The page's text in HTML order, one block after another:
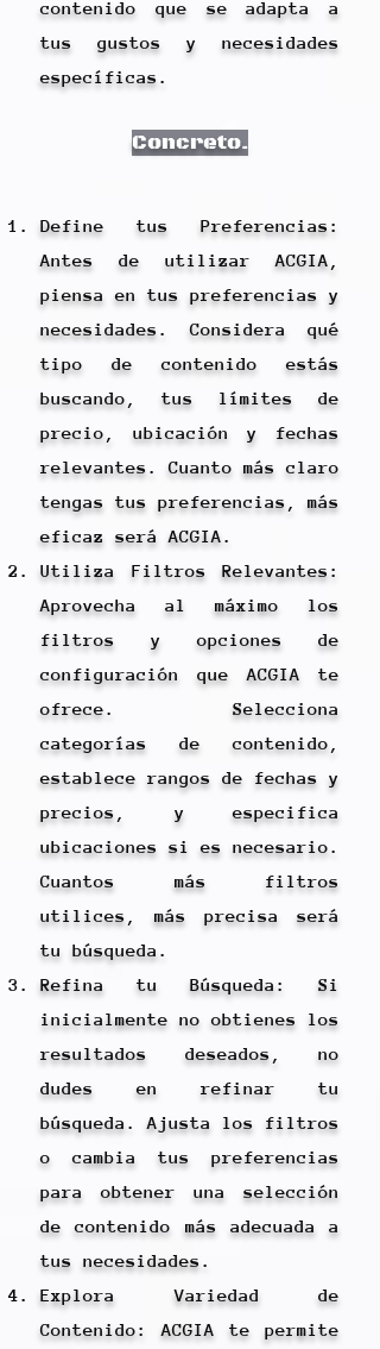
contenido que se adapta a
tus gustos y necesidades
específicas.
Concreto.
Define tus Preferencias:
Antes de utilizar ACGIA,
piensa en tus preferencias y
necesidades. Considera qué
tipo de contenido estás
buscando, tus límites de
precio, ubicación y fechas
relevantes. Cuanto más claro
tengas tus preferencias, más
eficaz será ACGIA.
Utiliza Filtros Relevantes:
Aprovecha al máximo los
filtros y opciones de
configuración que ACGIA te
ofrece. Selecciona
categorías de contenido,
establece rangos de fechas y
precios, y especifica
ubicaciones si es necesario.
Cuantos más filtros
utilices, más precisa será
tu búsqueda.
Refina tu Búsqueda: Si
inicialmente no obtienes los
resultados deseados, no
dudes en refinar tu
búsqueda. Ajusta los filtros
o cambia tus preferencias
para obtener una selección
de contenido más adecuada a
tus necesidades.
Explora Variedad de
Contenido: ACGIA te permite